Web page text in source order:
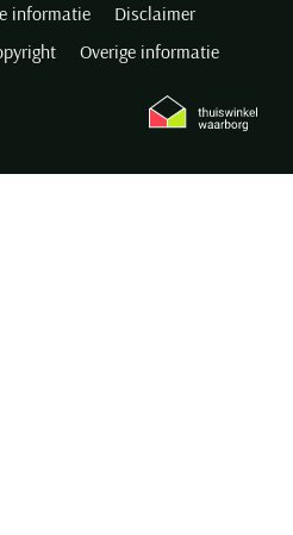
informatie
Disclaimer
Overige informatie